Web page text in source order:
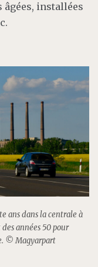
âgées, installées
ans dans la centrale à
années 50 pour
© Magyarpart